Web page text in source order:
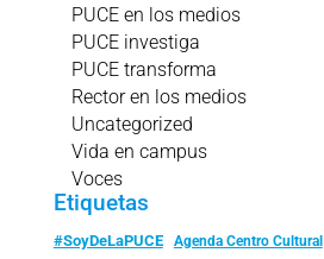
PUCE en los medios
PUCE investiga
PUCE transforma
Rector en los medios
Uncategorized
Vida en campus
Voces
Etiquetas
#SoyDeLaPUCE Agenda Centro Cultural